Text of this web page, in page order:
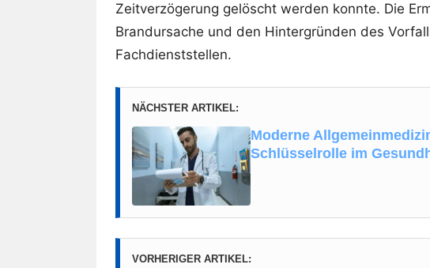
Zeitverzögerung gelöscht werden konnte. Die
Brandursache und den Hintergründen des
Fachdienststellen.
NÄCHSTER ARTIKEL:
Moderne
Schlüsselrolle im
VORHERIGER ARTIKEL: